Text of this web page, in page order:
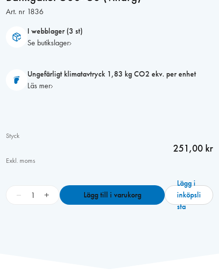
Art. nr 1836
I webblager (3 st)
Se butikslager
Ungefärligt klimatavtryck 1,83 kg CO2 ekv. per enhet
Läs mer
Styck
251,00 kr
Exkl. moms
+ Lägg till i varukorg
Lägg i
inköpsli
sta